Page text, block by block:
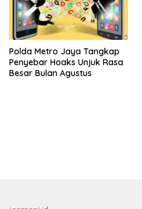
Polda Metro Jaya Tangkap
Penyebar Hoaks Unjuk Rasa
Besar Bulan Agustus